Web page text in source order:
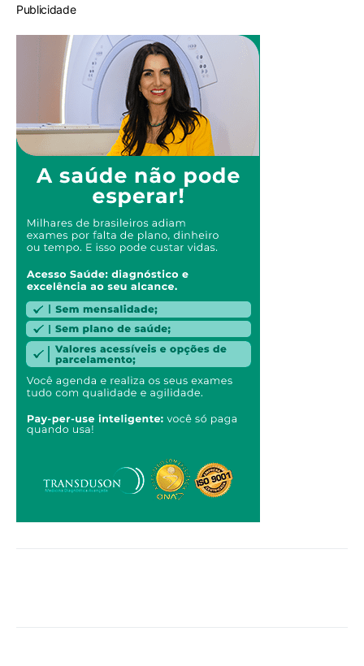
Publicidade